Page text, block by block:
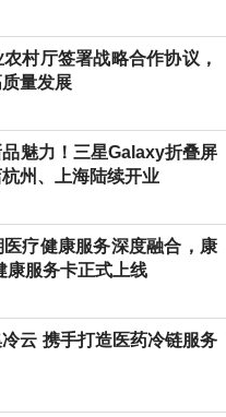
村厅签署战略合作协议，
量发展
魅力！三星Galaxy折叠屏
州、上海陆续开业
疗健康服务深度融合，康
康服务卡正式上线
云 携手打造医药冷链服务